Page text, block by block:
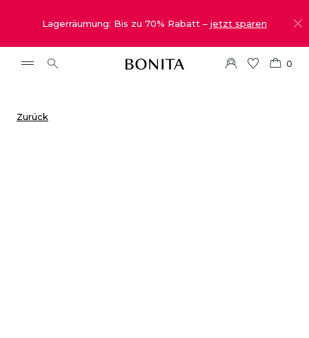
Lagerräumung: Bis zu 70% Rabatt – jetzt sparen
0
Zurück